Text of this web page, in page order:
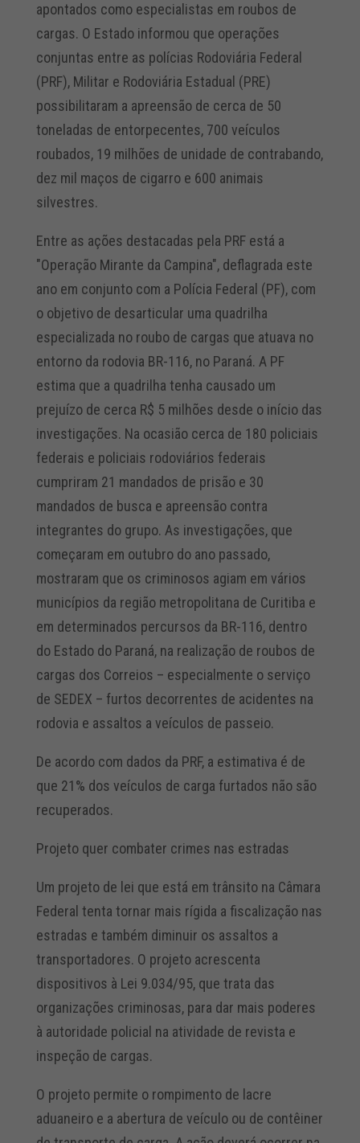
apontados como especialistas em roubos de
cargas. O Estado informou que operações
conjuntas entre as polícias Rodoviária Federal
(PRF), Militar e Rodoviária Estadual (PRE)
possibilitaram a apreensão de cerca de 50
toneladas de entorpecentes, 700 veículos
roubados, 19 milhões de unidade de contrabando,
dez mil maços de cigarro e 600 animais
silvestres.
Entre as ações destacadas pela PRF está a
"Operação Mirante da Campina", deflagrada este
ano em conjunto com a Polícia Federal (PF), com
o objetivo de desarticular uma quadrilha
especializada no roubo de cargas que atuava no
entorno da rodovia BR-116, no Paraná. A PF
estima que a quadrilha tenha causado um
prejuízo de cerca R$ 5 milhões desde o início das
investigações. Na ocasião cerca de 180 policiais
federais e policiais rodoviários federais
cumpriram 21 mandados de prisão e 30
mandados de busca e apreensão contra
integrantes do grupo. As investigações, que
começaram em outubro do ano passado,
mostraram que os criminosos agiam em vários
municípios da região metropolitana de Curitiba e
em determinados percursos da BR-116, dentro
do Estado do Paraná, na realização de roubos de
cargas dos Correios – especialmente o serviço
de SEDEX – furtos decorrentes de acidentes na
rodovia e assaltos a veículos de passeio.
De acordo com dados da PRF, a estimativa é de
que 21% dos veículos de carga furtados não são
recuperados.
Projeto quer combater crimes nas estradas
Um projeto de lei que está em trânsito na Câmara
Federal tenta tornar mais rígida a fiscalização nas
estradas e também diminuir os assaltos a
transportadores. O projeto acrescenta
dispositivos à Lei 9.034/95, que trata das
organizações criminosas, para dar mais poderes
à autoridade policial na atividade de revista e
inspeção de cargas.
O projeto permite o rompimento de lacre
aduaneiro e a abertura de veículo ou de contêiner